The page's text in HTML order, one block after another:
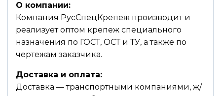
О компании:
Компания РусСпецКрепеж производит и
реализует оптом крепеж специального
назначения по ГОСТ, ОСТ и ТУ, а также по
чертежам заказчика.
Доставка и оплата:
Доставка — транспортными компаниями, ж/